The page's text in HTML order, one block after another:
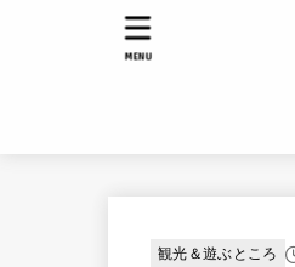
MENU
観光＆遊ぶところ